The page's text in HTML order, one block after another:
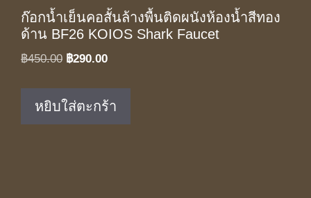
ก๊อกน้ำเย็นคอสั้นล้างพื้นติดผนังห้องน้ำสีทอง
ด้าน BF26 KOIOS Shark Faucet
฿450.00 Original
was:
฿450.00.
฿290.00Current
฿290.00.
หยิบใส่ตะกร้า